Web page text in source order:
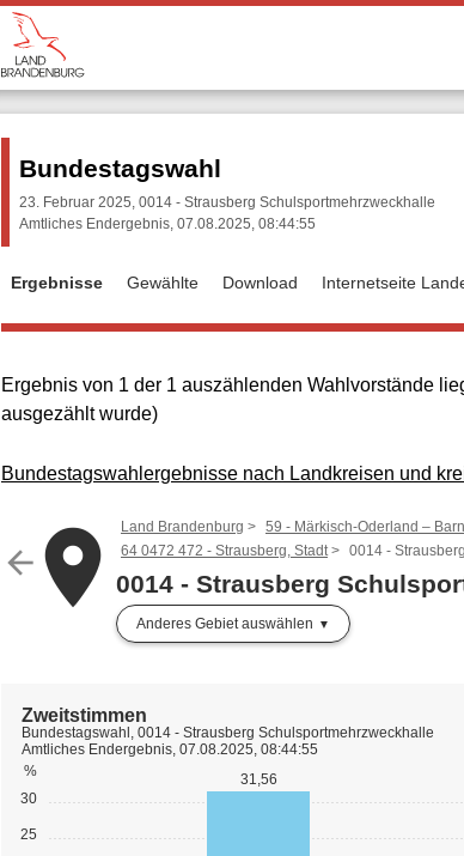
Bundestagswahl
23. Februar 2025, 0014 - Strausberg Schulsportmehrzweckhalle
Amtliches Endergebnis, 07.08.2025, 08:44:55
Ergebnisse Gewählte Download Internetseite
Ergebnis von 1 der 1 auszählenden Wahlvorstände
ausgezählt wurde)
Bundestagswahlergebnisse nach Landkreisen und
arrow_backplaceLand Brandenburg
59 - Märkisch-Oderland –
64 0472 472 - Strausberg, Stadt
0014 -
0014 - Strausberg
Anderes Gebiet auswählen
25
30
%
31,56
Zweitstimmen
Bundestagswahl, 0014 - Strausberg Schulsportmehrzweckhalle
Amtliches Endergebnis, 07.08.2025, 08:44:55